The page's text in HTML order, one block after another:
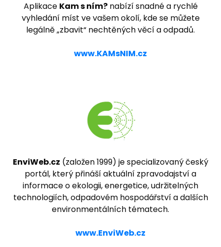
Aplikace Kam s ním?nabízí snadné a rychlé
vyhledání míst ve vašem okolí, kde se můžete
legálně „zbavit“ nechtěných věcí a odpadů.
www.KAMsNIM.cz
EnviWeb.cz (založen 1999) je specializovaný český
portál, který přináší aktuální zpravodajství a
informace o ekologii, energetice, udržitelných
technologiích, odpadovém hospodářství a dalších
environmentálních tématech.
www.EnviWeb.cz